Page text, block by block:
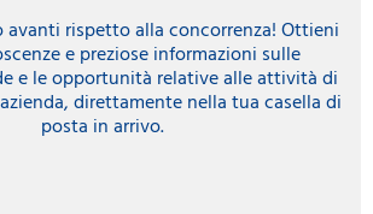
avanti rispetto alla concorrenza! Ottieni
e preziose informazioni sulle
e le opportunità relative alle attività di
direttamente nella tua casella di
posta in arrivo.